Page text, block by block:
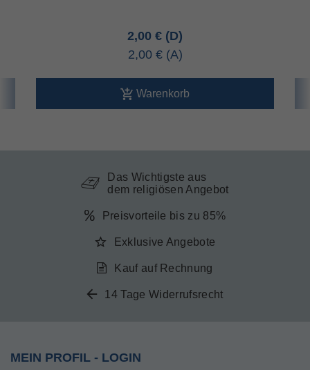
2,00 €
2,00 €
Warenkorb
Das Wichtigste aus
dem religiösen Angebot
Preisvorteile bis zu 85%
Exklusive Angebote
Kauf auf Rechnung
14 Tage Widerrufsrecht
MEIN PROFIL - LOGIN